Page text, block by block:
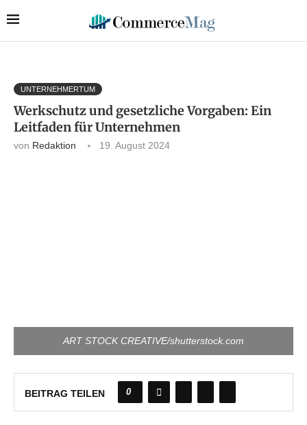
UNTERNEHMERTUM
Werkschutz und gesetzliche Vorgaben: Ein
Leitfaden für Unternehmen
von Redaktion 19. August 2024
ART STOCK CREATIVE/shutterstock.com
BEITRAG TEILEN 0